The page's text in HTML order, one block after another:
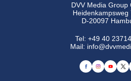
DVV Media Group
Heidenkampsweg
D-20097
Tel:+49 40
Mail: